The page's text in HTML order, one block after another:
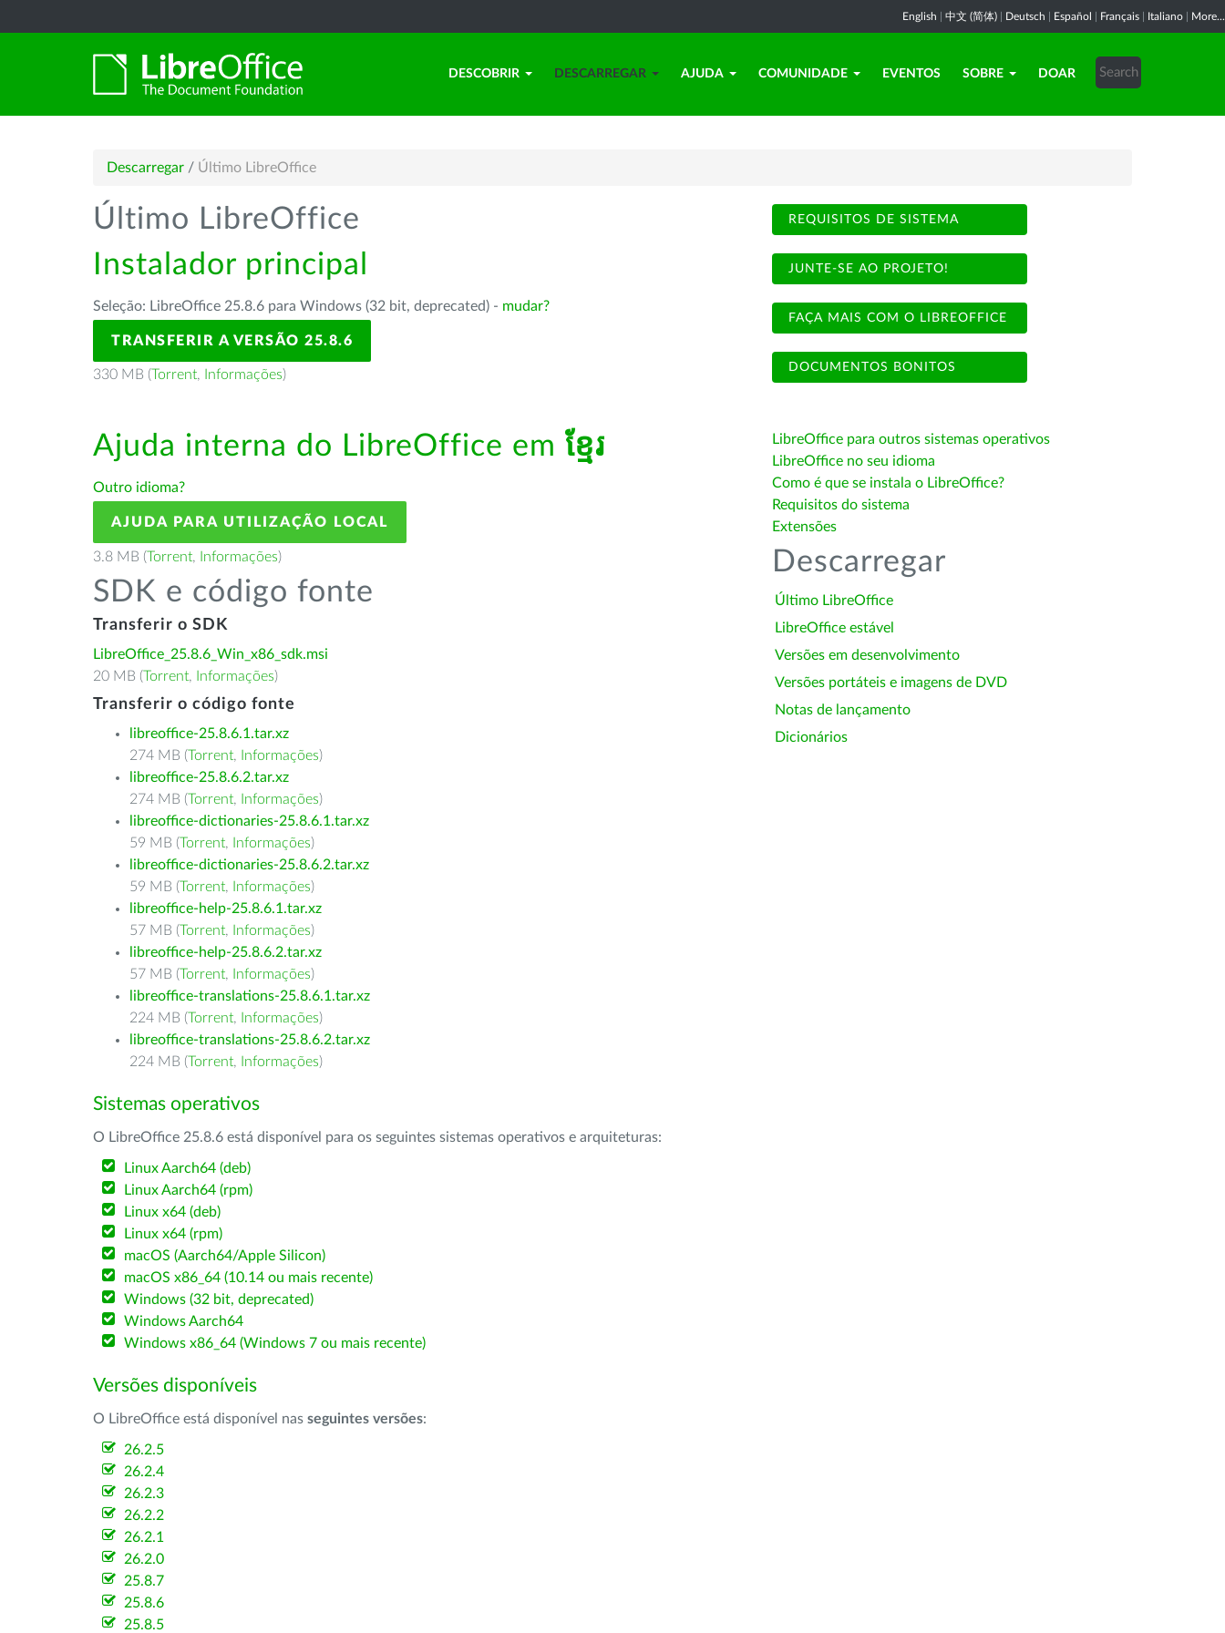
English 中文 (简体) Deutsch Español Français Italiano More...
DESCOBRIR DESCARREGAR AJUDA COMUNIDADE EVENTOS SOBRE DOAR
Descarregar / Último LibreOffice
Último LibreOffice
Instalador principal
Seleção: LibreOffice 25.8.6 para Windows (32 bit, deprecated) - mudar?
TRANSFERIR A VERSÃO 25.8.6
330 MB (Torrent, Informações)
Ajuda interna do LibreOffice em ខ្មែរ
Outro idioma?
AJUDA PARA UTILIZAÇÃO LOCAL
3.8 MB (Torrent, Informações)
SDK e código fonte
Transferir o SDK
LibreOffice_25.8.6_Win_x86_sdk.msi
20 MB (Torrent, Informações)
Transferir o código fonte
libreoffice-25.8.6.1.tar.xz
274 MB (Torrent, Informações)
libreoffice-25.8.6.2.tar.xz
274 MB (Torrent, Informações)
libreoffice-dictionaries-25.8.6.1.tar.xz
59 MB (Torrent, Informações)
libreoffice-dictionaries-25.8.6.2.tar.xz
59 MB (Torrent, Informações)
libreoffice-help-25.8.6.1.tar.xz
57 MB (Torrent, Informações)
libreoffice-help-25.8.6.2.tar.xz
57 MB (Torrent, Informações)
libreoffice-translations-25.8.6.1.tar.xz
224 MB (Torrent, Informações)
libreoffice-translations-25.8.6.2.tar.xz
224 MB (Torrent, Informações)
Sistemas operativos
O LibreOffice 25.8.6 está disponível para os seguintes sistemas operativos e arquiteturas:
Linux Aarch64 (deb)
Linux Aarch64 (rpm)
Linux x64 (deb)
Linux x64 (rpm)
macOS (Aarch64/Apple Silicon)
macOS x86_64 (10.14 ou mais recente)
Windows (32 bit, deprecated)
Windows Aarch64
Windows x86_64 (Windows 7 ou mais recente)
Versões disponíveis
O LibreOffice está disponível nas seguintes versões:
26.2.5
26.2.4
26.2.3
26.2.2
26.2.1
26.2.0
25.8.7
25.8.6
25.8.5
REQUISITOS DE SISTEMA
JUNTE-SE AO PROJETO!
FAÇA MAIS COM O LIBREOFFICE
DOCUMENTOS BONITOS
LibreOffice para outros sistemas operativos
LibreOffice no seu idioma
Como é que se instala o LibreOffice?
Requisitos do sistema
Extensões
Descarregar
Último LibreOffice
LibreOffice estável
Versões em desenvolvimento
Versões portáteis e imagens de DVD
Notas de lançamento
Dicionários